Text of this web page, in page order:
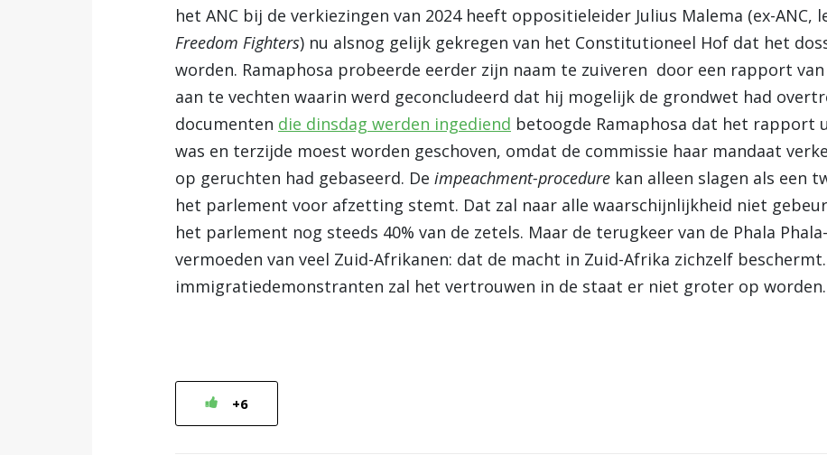
het ANC bij de verkiezingen van 2024 heeft oppositieleider Julius Malema (ex-ANC,
Freedom Fighters) nu alsnog gelijk gekregen van het Constitutioneel Hof dat het
worden. Ramaphosa probeerde eerder zijn naam te zuiveren door een rapport
aan te vechten waarin werd geconcludeerd dat hij mogelijk de grondwet had
documenten die dinsdag werden ingediend betoogde Ramaphosa dat het rapport
was en terzijde moest worden geschoven, omdat de commissie haar mandaat
op geruchten had gebaseerd. De impeachment-procedure kan alleen slagen als een
het parlement voor afzetting stemt. Dat zal naar alle waarschijnlijkheid niet
het parlement nog steeds 40% van de zetels. Maar de terugkeer van de Phala
vermoeden van veel Zuid-Afrikanen: dat de macht in Zuid-Afrika zichzelf
immigratiedemonstranten zal het vertrouwen in de staat er niet groter op worden.
+6